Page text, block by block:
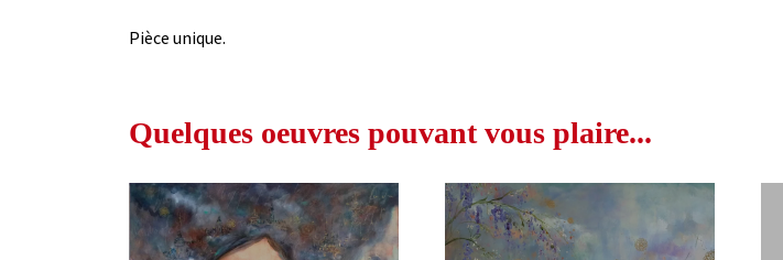
Pièce unique.
Quelques oeuvres pouvant vous plaire...